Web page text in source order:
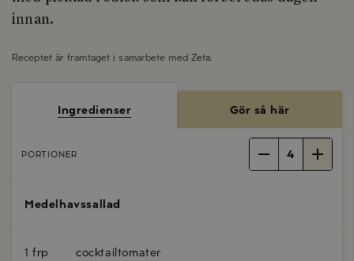
innan.
Receptet är framtaget i samarbete med Zeta.
Ingredienser Gör så här
PORTIONER 4
Medelhavssallad
1 frp cocktailtomater